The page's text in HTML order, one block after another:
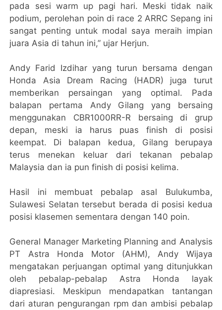
pada sesi warm up pagi hari. Meski tidak naik
podium, perolehan poin di race 2 ARRC Sepang ini
sangat penting untuk modal saya meraih impian
juara Asia di tahun ini,” ujar Herjun.
Andy Farid Izdihar yang turun bersama dengan
Honda Asia Dream Racing (HADR) juga turut
memberikan persaingan yang optimal. Pada
balapan pertama Andy Gilang yang bersaing
menggunakan CBR1000RR-R bersaing di grup
depan, meski ia harus puas finish di posisi
keempat. Di balapan kedua, Gilang berupaya
terus menekan keluar dari tekanan pebalap
Malaysia dan ia pun finish di posisi kelima.
Hasil ini membuat pebalap asal Bulukumba,
Sulawesi Selatan tersebut berada di posisi kedua
posisi klasemen sementara dengan 140 poin.
General Manager Marketing Planning and Analysis
PT Astra Honda Motor (AHM), Andy Wijaya
mengatakan perjuangan optimal yang ditunjukkan
oleh pebalap-pebalap Astra Honda layak
diapresiasi. Meskipun mendapatkan tantangan
dari aturan pengurangan rpm dan ambisi pebalap